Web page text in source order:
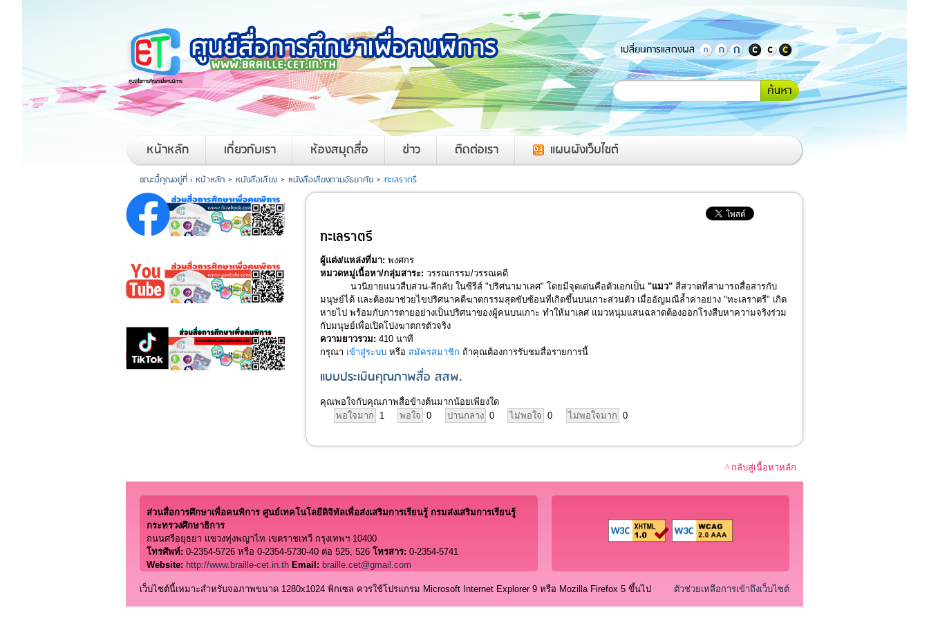
ตัวช่วยเหลือการเข้าถึงเว็บไซต์
ค้นหา
กรอกคำ
หรือ
ข้อความ
ต้องการ
ค้นหา
เปลี่ยนการแสดงผล
หน้าหลัก เกี่ยวกับเรา ห้องสมุดสื่อ ข่าว ติดต่อเรา แผนผังเว็บไซต์
ขณะนี้คุณอยู่ที่ › หน้าหลัก > หนังสือเสียง > หนังสือเสียงตามอัธยาศัย > ทะเลราตรี
ทะเลราตรี
ผู้แต่ง/แหล่งที่มา: พงศกร
หมวดหมู่เนื้อหา/กลุ่มสาระ: วรรณกรรม/วรรณคดี
นวนิยายแนวสืบสวน-ลึกลับ ในซีรีส์ "ปริศนามาเลศ" โดยมีจุดเด่นคือตัวเอกเป็น "แมว" สีสวาดที่สามารถสื่อสารกับ
มนุษย์ได้ และต้องมาช่วยไขปริศนาคดีฆาตกรรมสุดซับซ้อนที่เกิดขึ้นบนเกาะส่วนตัว เมื่ออัญมณีล้ำค่าอย่าง "ทะเลราตรี" เกิด
หายไป พร้อมกับการตายอย่างเป็นปริศนาของผู้คนบนเกาะ ทำให้มาเลศ แมวหนุ่มแสนฉลาดต้องออกโรงสืบหาความจริงร่วม
กับมนุษย์เพื่อเปิดโปงฆาตกรตัวจริง
ความยาวรวม: 410 นาที
กรุณา เข้าสู่ระบบ หรือ สมัครสมาชิก ถ้าคุณต้องการรับชมสื่อรายการนี้
แบบประเมินคุณภาพสื่อ สสพ.
คุณพอใจกับคุณภาพสื่อข้างต้นมากน้อยเพียงใด
พอใจมาก
1 พอใจ 0 ปานกลาง 0 ไม่พอใจ 0 ไม่พอใจมาก 0
^ กลับสู่เนื้อหาหลัก
ส่วนสื่อการศึกษาเพื่อคนพิการ ศูนย์เทคโนโลยีดิจิทัลเพื่อส่งเสริมการเรียนรู้ กรมส่งเสริมการเรียนรู้
กระทรวงศึกษาธิการ
ถนนศรีอยุธยา แขวงทุ่งพญาไท เขตราชเทวี กรุงเทพฯ 10400
โทรศัพท์: 0-2354-5726 หรือ 0-2354-5730-40 ต่อ 525, 526 โทรสาร: 0-2354-5741
Website: http://www.braille-cet.in.th Email: braille.cet@gmail.com
เว็บไซต์นี้เหมาะสำหรับจอภาพขนาด 1280x1024 พิกเซล ควรใช้โปรแกรม Microsoft Internet Explorer 9 หรือ Mozilla Firefox 5 ขึ้นไป